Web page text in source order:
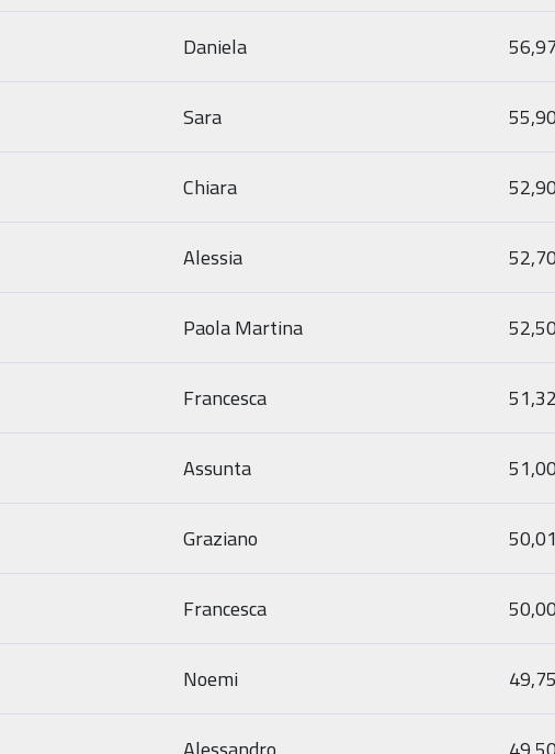
Daniela
Sara
Chiara
Alessia
Paola Martina
Francesca
Assunta
Graziano
Francesca
Noemi